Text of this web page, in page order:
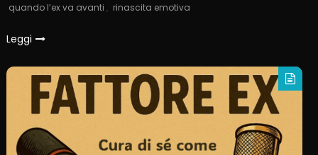
quando l’ex va avanti , rinascita emotiva
Leggi